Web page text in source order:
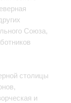
Союза,
столицы
и